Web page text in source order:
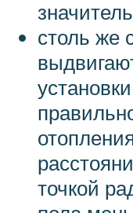
столь же
точкой